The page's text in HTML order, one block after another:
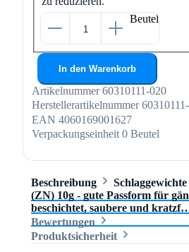
Beutel
In den Warenkorb
Artikelnummer 60310111-020
Herstellerartikelnummer
EAN 4060169001627
Verpackungseinheit 0 Beutel
Beschreibung
(ZN) 10g - gute Passform für
beschichtet, saubere und
Bewertungen
Produktsicherheit